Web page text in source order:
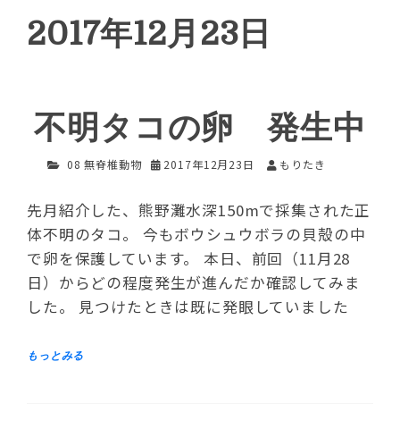
2017年12月23日
不明タコの卵 発生中
08 無脊椎動物 2017年12月23日 もりたき
先月紹介した、熊野灘水深150mで採集された正
体不明のタコ。 今もボウシュウボラの貝殻の中
で卵を保護しています。 本日、前回（11月28
日）からどの程度発生が進んだか確認してみま
した。 見つけたときは既に発眼していました